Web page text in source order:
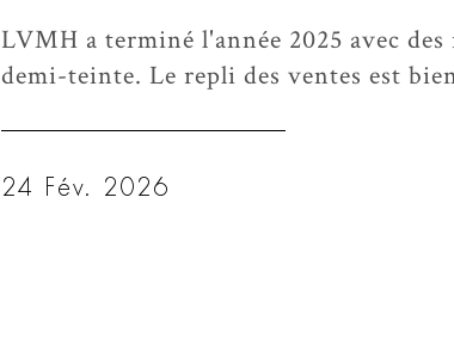
LVMH a terminé l'année 2025 avec
demi-teinte. Le repli des ventes est
24 Fév. 2026